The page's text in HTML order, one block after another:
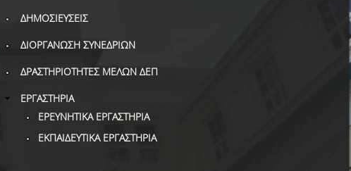
ΔΗΜΟΣΙΕΥΣΕΙΣ
ΔΙΟΡΓΑΝΩΣΗ ΣΥΝΕΔΡΙΩΝ
ΔΡΑΣΤΗΡΙΟΤΗΤΕΣ ΜΕΛΩΝ ΔΕΠ
ΕΡΓΑΣΤΗΡΙΑ
ΕΡΕΥΝΗΤΙΚΑ ΕΡΓΑΣΤΗΡΙΑ
ΕΚΠΑΙΔΕΥΤΙΚΑ ΕΡΓΑΣΤΗΡΙΑ